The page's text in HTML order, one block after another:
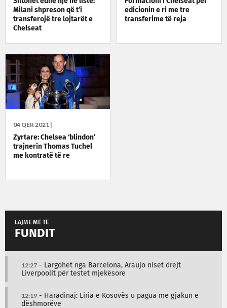
Milani shpreson që t’i
transferojë tre lojtarët e
Chelseat
edicionin e ri me tre
transferime të reja
04 QER 2021 |
Zyrtare: Chelsea ‘blindon’
trajnerin Thomas Tuchel
me kontratë të re
LAJME MË TË
FUNDIT
12:27 - Largohet nga Barcelona, Araujo niset drejt
Liverpoolit për testet mjekësore
12:19 - Haradinaj: Liria e Kosovës u pagua me gjakun e
dëshmorëve